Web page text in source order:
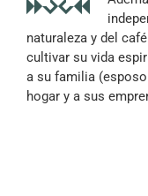
naturaleza y del
cultivar su vida
a su familia
hogar y a sus